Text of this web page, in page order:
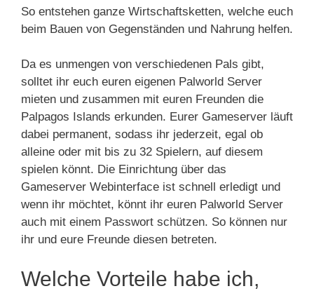
So entstehen ganze Wirtschaftsketten, welche euch
beim Bauen von Gegenständen und Nahrung helfen.
Da es unmengen von verschiedenen Pals gibt,
solltet ihr euch euren eigenen Palworld Server
mieten und zusammen mit euren Freunden die
Palpagos Islands erkunden. Eurer Gameserver läuft
dabei permanent, sodass ihr jederzeit, egal ob
alleine oder mit bis zu 32 Spielern, auf diesem
spielen könnt. Die Einrichtung über das
Gameserver Webinterface ist schnell erledigt und
wenn ihr möchtet, könnt ihr euren Palworld Server
auch mit einem Passwort schützen. So können nur
ihr und eure Freunde diesen betreten.
Welche Vorteile habe ich,